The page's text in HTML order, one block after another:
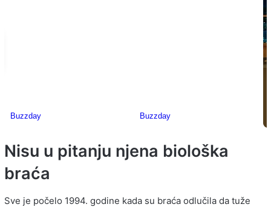
Nisu u pitanju njena biološka
braća
Sve je počelo 1994. godine kada su braća odlučila da tuže